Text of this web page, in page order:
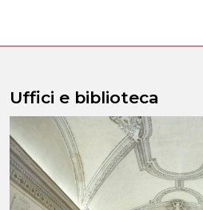
Uffici e biblioteca